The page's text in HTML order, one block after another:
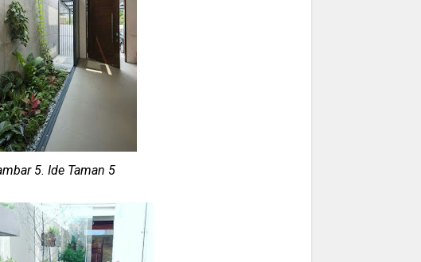
5. Ide Taman 5